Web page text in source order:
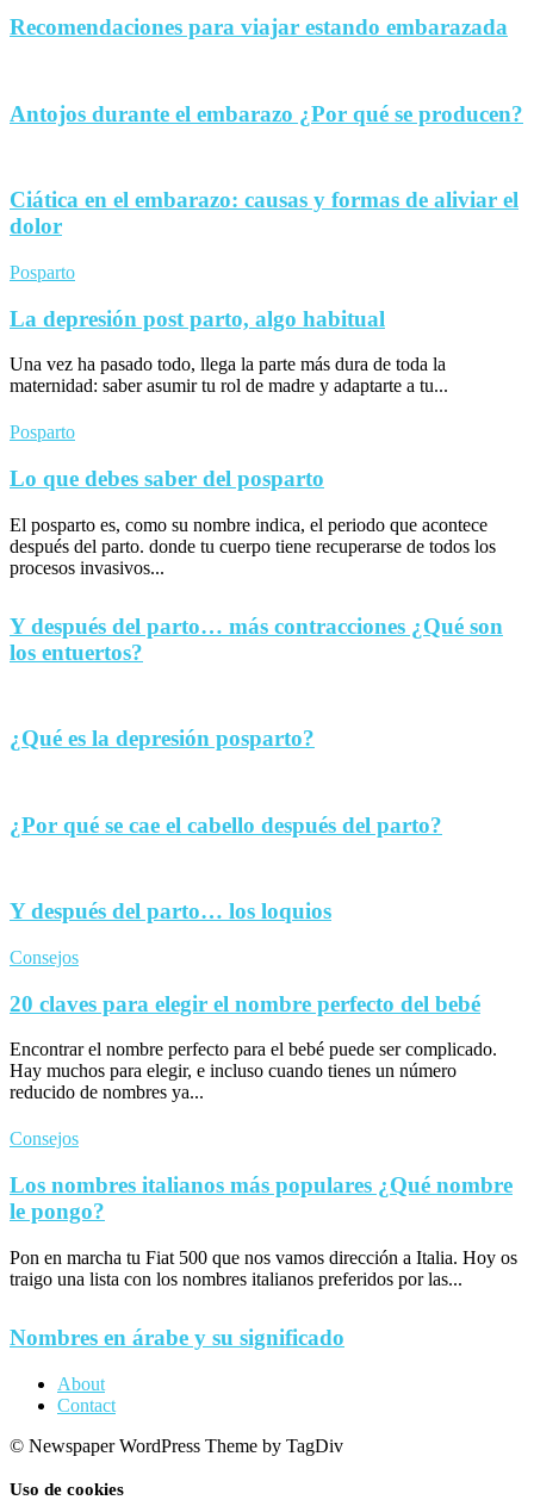
Recomendaciones para viajar estando embarazada
Antojos durante el embarazo ¿Por qué se producen?
Ciática en el embarazo: causas y formas de aliviar el
dolor
Posparto
La depresión post parto, algo habitual
Una vez ha pasado todo, llega la parte más dura de toda la
maternidad: saber asumir tu rol de madre y adaptarte a tu...
Posparto
Lo que debes saber del posparto
El posparto es, como su nombre indica, el periodo que acontece
después del parto. donde tu cuerpo tiene recuperarse de todos los
procesos invasivos...
Y después del parto… más contracciones ¿Qué son
los entuertos?
¿Qué es la depresión posparto?
¿Por qué se cae el cabello después del parto?
Y después del parto… los loquios
Consejos
20 claves para elegir el nombre perfecto del bebé
Encontrar el nombre perfecto para el bebé puede ser complicado.
Hay muchos para elegir, e incluso cuando tienes un número
reducido de nombres ya...
Consejos
Los nombres italianos más populares ¿Qué nombre
le pongo?
Pon en marcha tu Fiat 500 que nos vamos dirección a Italia. Hoy os
traigo una lista con los nombres italianos preferidos por las...
Nombres en árabe y su significado
About
Contact
© Newspaper WordPress Theme by TagDiv
Uso de cookies